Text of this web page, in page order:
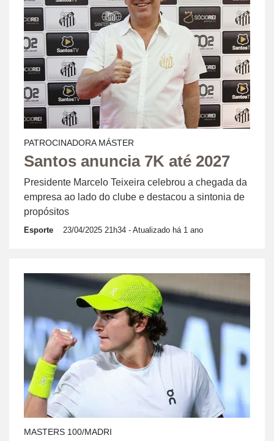
PATROCINADORA MÁSTER
Santos anuncia 7K até 2027
Presidente Marcelo Teixeira celebrou a chegada da
empresa ao lado do clube e destacou a sintonia de
propósitos
Esporte 23/04/2025 21h34 - Atualizado há 1 ano
MASTERS 100/MADRI